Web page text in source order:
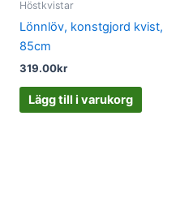
Höstkvistar
Lönnlöv, konstgjord kvist,
85cm
319.00kr
Lägg till i varukorg